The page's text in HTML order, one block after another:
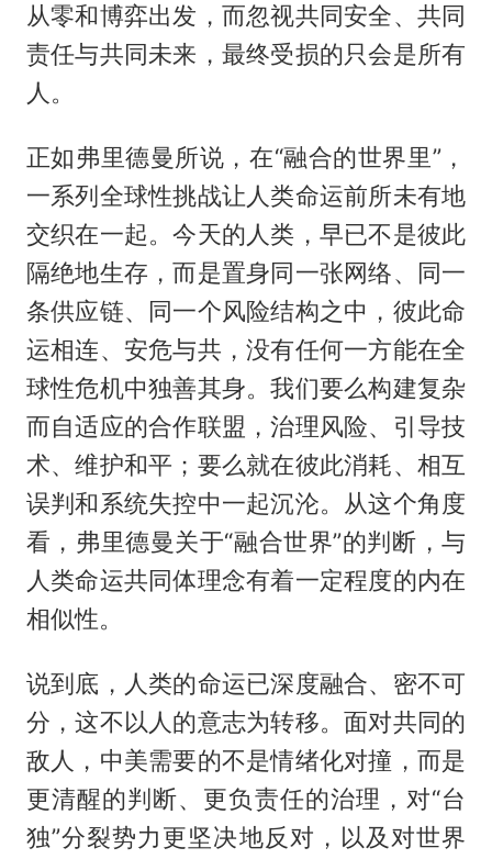
从零和博弈出发，而忽视共同安全、共同
责任与共同未来，最终受损的只会是所有
人。
正如弗里德曼所说，在“融合的世界里”，
一系列全球性挑战让人类命运前所未有地
交织在一起。今天的人类，早已不是彼此
隔绝地生存，而是置身同一张网络、同一
条供应链、同一个风险结构之中，彼此命
运相连、安危与共，没有任何一方能在全
球性危机中独善其身。我们要么构建复杂
而自适应的合作联盟，治理风险、引导技
术、维护和平；要么就在彼此消耗、相互
误判和系统失控中一起沉沦。从这个角度
看，弗里德曼关于“融合世界”的判断，与
人类命运共同体理念有着一定程度的内在
相似性。
说到底，人类的命运已深度融合、密不可
分，这不以人的意志为转移。面对共同的
敌人，中美需要的不是情绪化对撞，而是
更清醒的判断、更负责任的治理，对“台
独”分裂势力更坚决地反对，以及对世界